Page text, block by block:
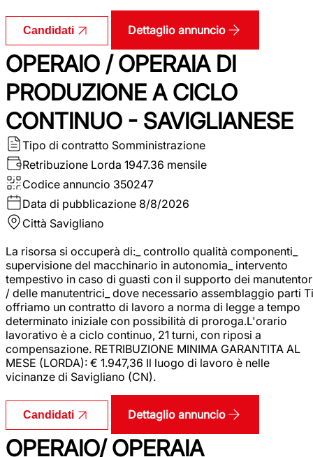
Candidati Dettaglio annuncio
OPERAIO / OPERAIA DI
PRODUZIONE A CICLO
CONTINUO - SAVIGLIANESE
Tipo di contratto Somministrazione
Retribuzione Lorda 1947.36 mensile
Codice annuncio 350247
Data di pubblicazione 8/8/2026
Città Savigliano
La risorsa si occuperà di:_ controllo qualità componenti_
supervisione del macchinario in autonomia_ intervento
tempestivo in caso di guasti con il supporto dei
/ delle manutentrici_ dove necessario assemblaggio parti Ti
offriamo un contratto di lavoro a norma di legge a tempo
determinato iniziale con possibilità di proroga.L'orario
lavorativo è a ciclo continuo, 21 turni, con riposi a
compensazione. RETRIBUZIONE MINIMA GARANTITA AL
MESE (LORDA): € 1.947,36 Il luogo di lavoro è nelle
vicinanze di Savigliano (CN).
Candidati Dettaglio annuncio
OPERAIO/ OPERAIA